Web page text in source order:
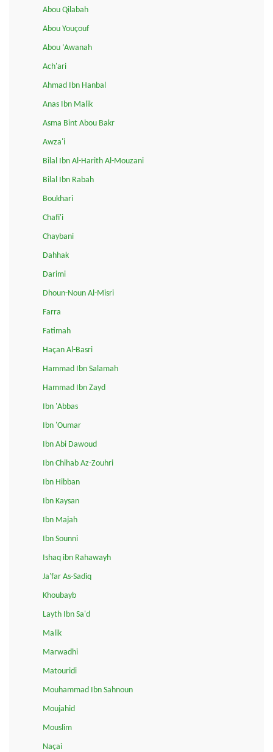
Abou Qilabah
Abou Youçouf
Abou ‘Awanah
Ach'ari
Ahmad Ibn Hanbal
Anas Ibn Malik
Asma Bint Abou Bakr
Awza'i
Bilal Ibn Al-Harith Al-Mouzani
Bilal Ibn Rabah
Boukhari
Chafi'i
Chaybani
Dahhak
Darimi
Dhoun-Noun Al-Misri
Farra
Fatimah
Haçan Al-Basri
Hammad Ibn Salamah
Hammad Ibn Zayd
Ibn 'Abbas
Ibn 'Oumar
Ibn Abi Dawoud
Ibn Chihab Az-Zouhri
Ibn Hibban
Ibn Kaysan
Ibn Majah
Ibn Sounni
Ishaq ibn Rahawayh
Ja'far As-Sadiq
Khoubayb
Layth Ibn Sa'd
Malik
Marwadhi
Matouridi
Mouhammad Ibn Sahnoun
Moujahid
Mouslim
Naçai